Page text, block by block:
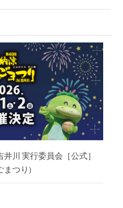
川 実行委員会［公式］
つり）